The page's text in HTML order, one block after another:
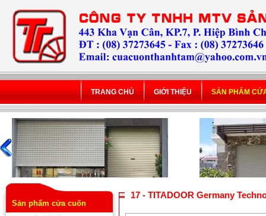
TRANG CHỦ GIỚI THIỆU SẢN PHẨM
Sản phẩm cửa cuốn
17 - TITADOOR Germany